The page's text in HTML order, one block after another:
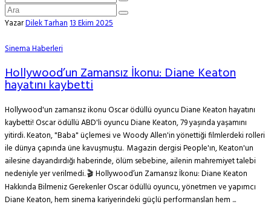
YazarDilek Tarhan13 Ekim 2025
Sinema Haberleri
Hollywood’un Zamansız İkonu: Diane Keaton
hayatını kaybetti
Hollywood'un zamansız ikonu Oscar ödüllü oyuncu Diane Keaton hayatını
kaybetti! Oscar ödüllü ABD'li oyuncu Diane Keaton, 79 yaşında yaşamını
yitirdi. Keaton, "Baba" üçlemesi ve Woody Allen'in yönettiği filmlerdeki rolleri
ile dünya çapında üne kavuşmuştu. Magazin dergisi People'ın, Keaton'un
ailesine dayandırdığı haberinde, ölüm sebebine, ailenin mahremiyet talebi
nedeniyle yer verilmedi. 🎬 Hollywood’un Zamansız İkonu: Diane Keaton
Hakkında Bilmeniz Gerekenler Oscar ödüllü oyuncu, yönetmen ve yapımcı
Diane Keaton, hem sinema kariyerindeki güçlü performansları hem ...